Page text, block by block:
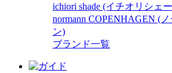
ichiori shade (イチオリシェ
normann COPENHAGEN (
ン)
ブランド一覧